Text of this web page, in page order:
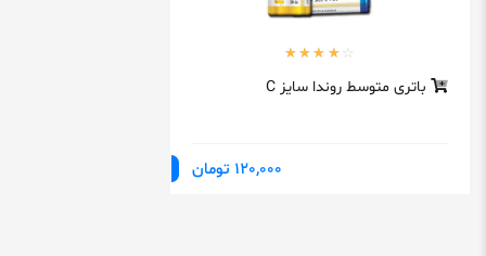
باتری متوسط روندا سایز C
120,000 تومان